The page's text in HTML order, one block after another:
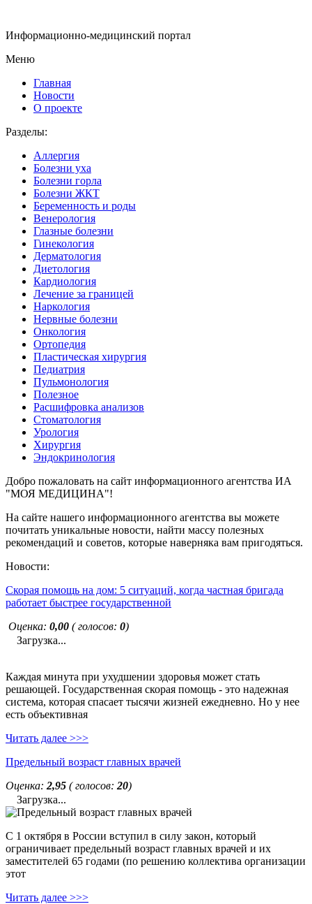
Информационно-медицинский портал
Меню
Главная
Новости
О проекте
Разделы:
Аллергия
Болезни уха
Болезни горла
Болезни ЖКТ
Беременность и роды
Венерология
Глазные болезни
Гинекология
Дерматология
Диетология
Кардиология
Лечение за границей
Наркология
Нервные болезни
Онкология
Ортопедия
Пластическая хирургия
Педиатрия
Пульмонология
Полезное
Расшифровка анализов
Стоматология
Урология
Хирургия
Эндокринология
Добро пожаловать на сайт информационного агентства ИА
"МОЯ МЕДИЦИНА"!
На сайте нашего информационного агентства вы можете
почитать уникальные новости, найти массу полезных
рекомендаций и советов, которые наверняка вам пригодяться.
Новости:
Скорая помощь на дом: 5 ситуаций, когда частная бригада
работает быстрее государственной
Оценка: 0,00 ( голосов: 0)
Загрузка...
Каждая минута при ухудшении здоровья может стать
решающей. Государственная скорая помощь - это надежная
система, которая спасает тысячи жизней ежедневно. Но у нее
есть объективная
Читать далее >>>
Предельный возраст главных врачей
Оценка: 2,95 ( голосов: 20)
Загрузка...
С 1 октября в России вступил в силу закон, который
ограничивает предельный возраст главных врачей и их
заместителей 65 годами (по решению коллектива организации
этот
Читать далее >>>